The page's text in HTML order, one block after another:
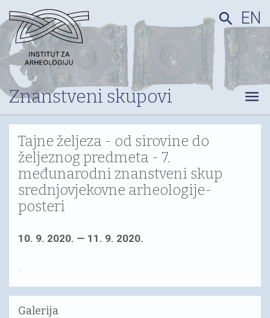
Znanstveni skupovi
search EN
menu
Tajne željeza - od sirovine do
željeznog predmeta - 7.
međunarodni znanstveni skup
srednjovjekovne arheologije-
posteri
10. 9. 2020. — 11. 9. 2020.
Galerija